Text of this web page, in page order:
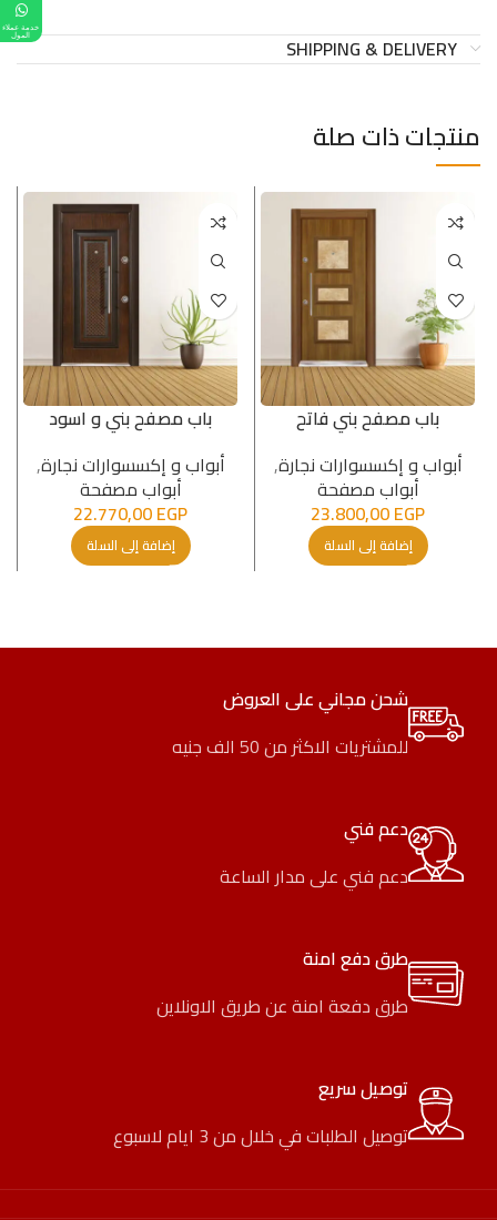
SHIPPING & DELIVERY
منتجات ذات صلة
باب مصفح بني فاتح
أبواب و إكسسوارات نجارة,
أبواب مصفحة
23.800,00EGP
إضافة إلى السلة
باب مصفح بني و اسود
أبواب و إكسسوارات نجارة,
أبواب مصفحة
22.770,00EGP
إضافة إلى السلة
شحن مجاني على العروض
للمشتريات الاكثر من 50 الف جنيه
دعم فني
دعم فني على مدار الساعة
طرق دفع امنة
طرق دفعة امنة عن طريق الاونلاين
توصيل سريع
توصيل الطلبات في خلال من 3 ايام لاسبوع
خدمة عملاء
المول